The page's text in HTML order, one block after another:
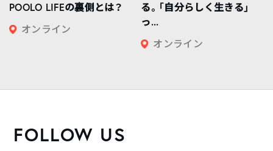
POOLO LIFEの裏側とは？
オンライン
る。「自分らしく生きる」
っ...
オンライン
FOLLOW US